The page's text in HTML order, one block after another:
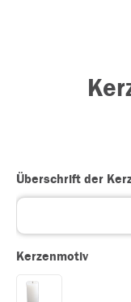
Überschrift der
Kerzenmotiv